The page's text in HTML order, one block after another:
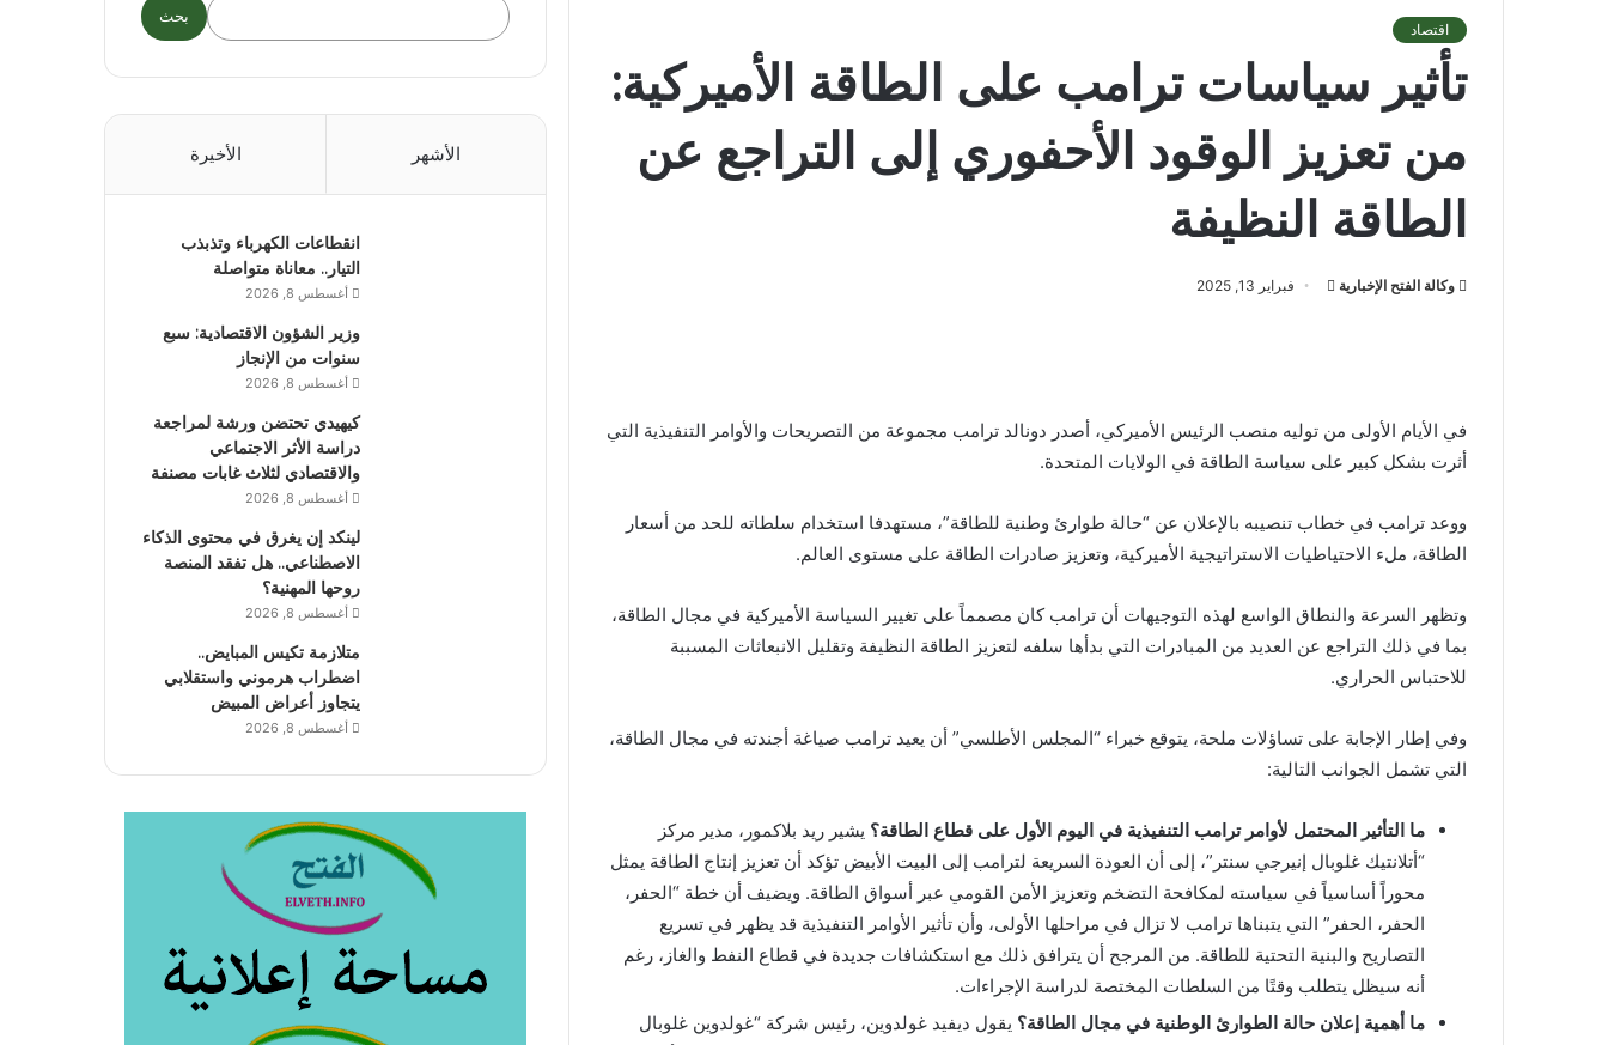
اقتصاد
تأثير سياسات ترامب على الطاقة الأميركية:
من تعزيز الوقود الأحفوري إلى التراجع عن
الطاقة النظيفة
وكالة الفتح الإخبارية
أرسل فبراير 13, 2025
في الأيام الأولى من توليه منصب الرئيس الأميركي، أصدر دونالد ترامب مجموعة من التصريحات والأوامر التنفيذية التي
أثرت بشكل كبير على سياسة الطاقة في الولايات المتحدة.
ووعد ترامب في خطاب تنصيبه بالإعلان عن “حالة طوارئ وطنية للطاقة”، مستهدفا استخدام سلطاته للحد من أسعار
الطاقة، ملء الاحتياطيات الاستراتيجية الأميركية، وتعزيز صادرات الطاقة على مستوى العالم.
وتظهر السرعة والنطاق الواسع لهذه التوجيهات أن ترامب كان مصمماً على تغيير السياسة الأميركية في مجال الطاقة،
بما في ذلك التراجع عن العديد من المبادرات التي بدأها سلفه لتعزيز الطاقة النظيفة وتقليل الانبعاثات المسببة
للاحتباس الحراري.
وفي إطار الإجابة على تساؤلات ملحة، يتوقع خبراء “المجلس الأطلسي” أن يعيد ترامب صياغة أجندته في مجال الطاقة،
التي تشمل الجوانب التالية:
ما التأثير المحتمل لأوامر ترامب التنفيذية في اليوم الأول على قطاع الطاقة؟ يشير ريد بلاكمور، مدير مركز
“أتلانتيك غلوبال إنيرجي سنتر”، إلى أن العودة السريعة لترامب إلى البيت الأبيض تؤكد أن تعزيز إنتاج الطاقة يمثل
محوراً أساسياً في سياسته لمكافحة التضخم وتعزيز الأمن القومي عبر أسواق الطاقة. ويضيف أن خطة “الحفر،
الحفر، الحفر” التي يتبناها ترامب لا تزال في مراحلها الأولى، وأن تأثير الأوامر التنفيذية قد يظهر في تسريع
التصاريح والبنية التحتية للطاقة. من المرجح أن يترافق ذلك مع استكشافات جديدة في قطاع النفط والغاز، رغم
أنه سيظل يتطلب وقتًا من السلطات المختصة لدراسة الإجراءات.
ما أهمية إعلان حالة الطوارئ الوطنية في مجال الطاقة؟ يقول ديفيد غولدوين، رئيس شركة “غولدوين غلوبال
بحث
الأشهر الأخيرة
انقطاعات الكهرباء وتذبذب
التيار.. معاناة متواصلة
أغسطس 8, 2026
وزير الشؤون الاقتصادية: سبع
سنوات من الإنجاز
أغسطس 8, 2026
كيهيدي تحتضن ورشة لمراجعة
دراسة الأثر الاجتماعي
والاقتصادي لثلاث غابات مصنفة
أغسطس 8, 2026
لينكد إن يغرق في محتوى الذكاء
الاصطناعي.. هل تفقد المنصة
روحها المهنية؟
أغسطس 8, 2026
متلازمة تكيس المبايض..
اضطراب هرموني واستقلابي
يتجاوز أعراض المبيض
أغسطس 8, 2026